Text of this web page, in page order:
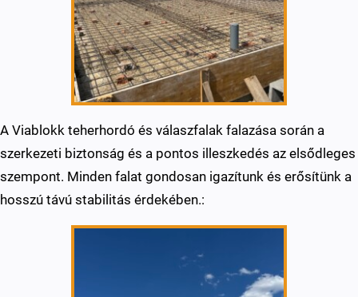
A Viablokk teherhordó és válaszfalak falazása során a
szerkezeti biztonság és a pontos illeszkedés az elsődleges
szempont. Minden falat gondosan igazítunk és erősítünk a
hosszú távú stabilitás érdekében.: